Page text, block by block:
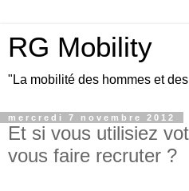
RG Mobility
"La mobilité des hommes et
mercredi 7 novembre 2012
Et si vous utilisiez
vous faire recruter ?